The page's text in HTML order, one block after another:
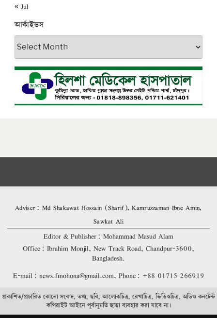
« Jul
আর্কাইভস
আর্কাইভস
Adviser: Md Shakawat Hossain (Sharif), Kamruzzaman Ibne Amin,
Sawkat Ali
Editor & Publisher: Mohammad Masud Alam
Office: Ibrahim Monjil, New Track Road, Chandpur-3600,
Bangladesh.
E-mail: news.fmohona@gmail.com, Phone: +88 01715 266919
প্রকাশিত/প্রচারিত কোনো সংবাদ, তথ্য, ছবি, আলোকচিত্র, রেখাচিত্র, ভিডিওচিত্র, অডিও কনটেন্ট
কপিরাইট আইনে পূর্বানুমতি ছাড়া ব্যবহার করা যাবে না।